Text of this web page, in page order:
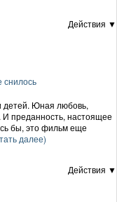
Действия ▼
снилось
Юная любовь,
преданность, настоящее
бы, это фильм еще
далее)
Действия ▼